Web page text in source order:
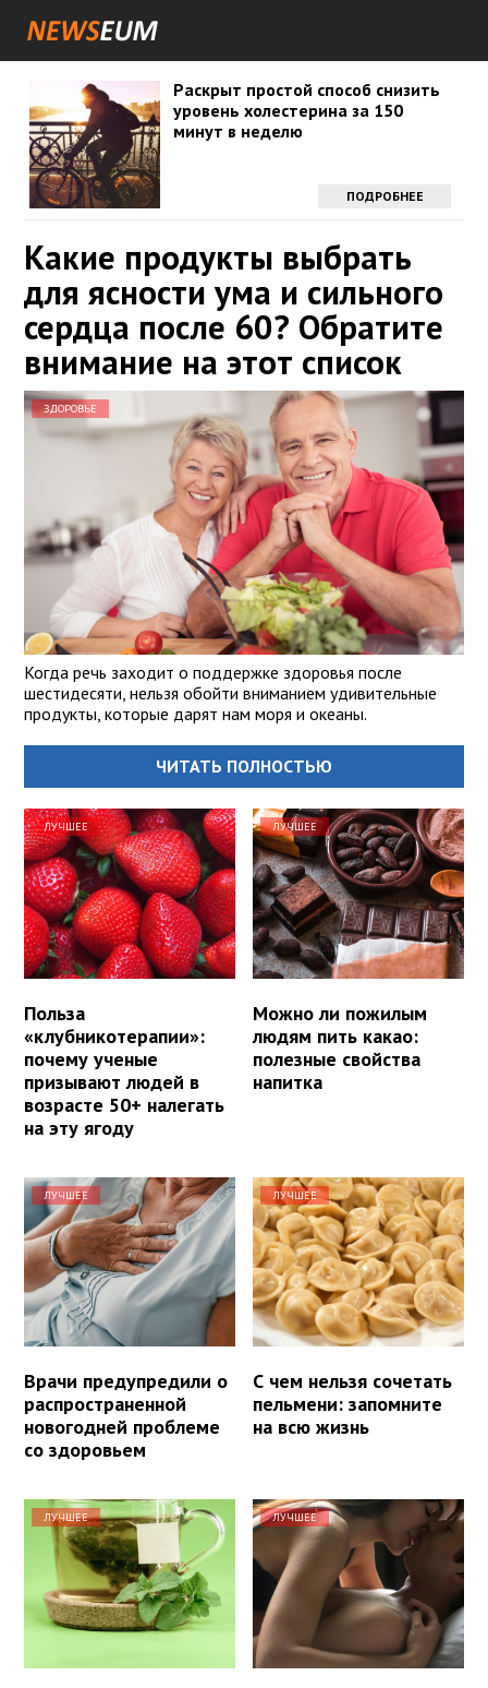
Раскрыт простой способ снизить
уровень холестерина за 150
минут в неделю
ПОДРОБНЕЕ
Какие продукты выбрать
для ясности ума и сильного
сердца после 60? Обратите
внимание на этот список
ЗДОРОВЬЕ
Когда речь заходит о поддержке здоровья после
шестидесяти, нельзя обойти вниманием удивительные
продукты, которые дарят нам моря и океаны.
ЧИТАТЬ ПОЛНОСТЬЮ
ЛУЧШЕЕ
Польза
«клубникотерапии»:
почему ученые
призывают людей в
возрасте 50+ налегать
на эту ягоду
ЛУЧШЕЕ
Можно ли пожилым
людям пить какао:
полезные свойства
напитка
ЛУЧШЕЕ
Врачи предупредили о
распространенной
новогодней проблеме
со здоровьем
ЛУЧШЕЕ
С чем нельзя сочетать
пельмени: запомните
на всю жизнь
ЛУЧШЕЕ ЛУЧШЕЕ